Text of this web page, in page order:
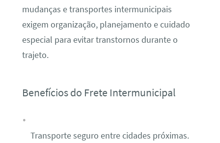
mudanças e transportes intermunicipais
exigem organização, planejamento e cuidado
especial para evitar transtornos durante o
trajeto.
Benefícios do Frete Intermunicipal
Transporte seguro entre cidades próximas.